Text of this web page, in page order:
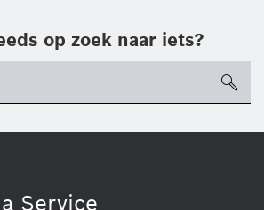
op zoek naar iets?
Service